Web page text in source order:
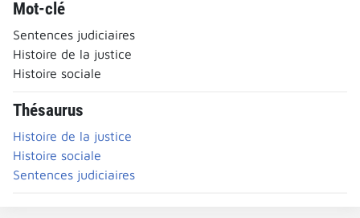
Mot-clé
Sentences judiciaires
Histoire de la justice
Histoire sociale
Thésaurus
Histoire de la justice
Histoire sociale
Sentences judiciaires